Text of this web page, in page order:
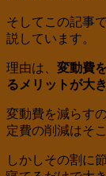
そしてこの記事
説しています。
理由は、 変動費
るメリットが大
変動費を減らす
定費の削減はそ
しかしその割に